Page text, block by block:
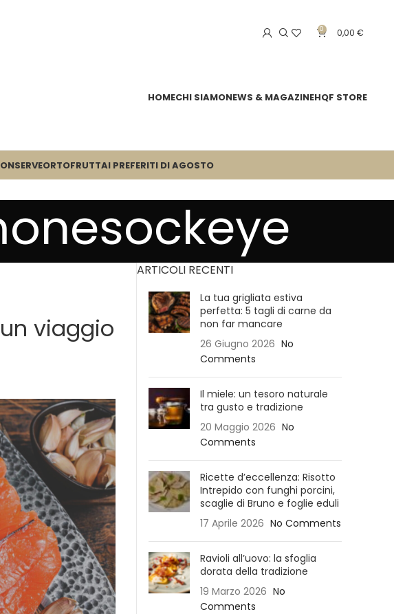
0 0,00€
HOMECHI SIAMONEWS & MAGAZINEHQF STORE
ORTOFRUTTAI PREFERITI DI AGOSTO
viaggio
ARTICOLI RECENTI
La tua grigliata estiva
perfetta: 5 tagli di carne da
non far mancare
26 Giugno 2026 No
Comments
Il miele: un tesoro naturale
tra gusto e tradizione
20 Maggio 2026 No
Comments
Ricette d’eccellenza: Risotto
Intrepido con funghi porcini,
scaglie di Bruno e foglie eduli
17 Aprile 2026 No Comments
Ravioli all’uovo: la sfoglia
dorata della tradizione
19 Marzo 2026 No
Comments